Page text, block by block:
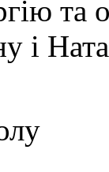
та
і